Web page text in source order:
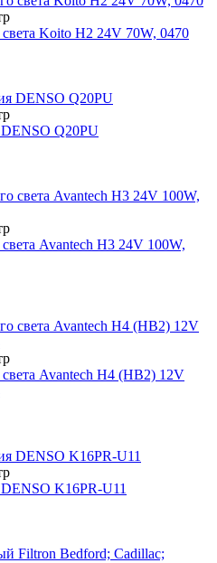
Koito H2 24V 70W, 0470
Q20PU
Avantech H3 24V 100W,
Avantech H4 (HB2) 12V
K16PR-U11